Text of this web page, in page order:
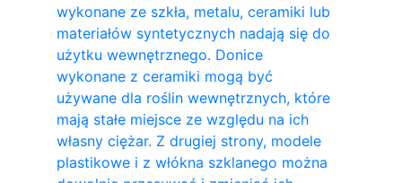
wykonane ze szkła, metalu, ceramiki lub
materiałów syntetycznych nadają się do
użytku wewnętrznego. Donice
wykonane z ceramiki mogą być
używane dla roślin wewnętrznych, które
mają stałe miejsce ze względu na ich
własny ciężar. Z drugiej strony, modele
plastikowe i z włókna szklanego można